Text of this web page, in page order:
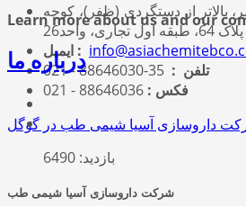
بالاتر از دستگردی (ظفر)، کوچه
واحد26
ایمیل :
تلفن :
فکس :
داروسازی آسیا شیمی طب در گوگل
Learn more about us and our
درباره ما
بازدید: 6490
شرکت داروسازی آسیا شیمی طب